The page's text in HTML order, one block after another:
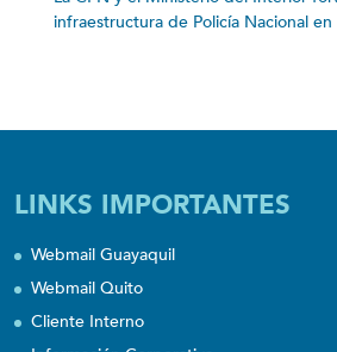
infraestructura de Policía Nacional en
LINKS IMPORTANTES
Webmail Guayaquil
Webmail Quito
Cliente Interno